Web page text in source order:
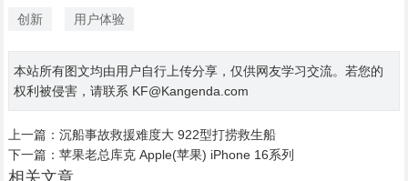
创新 用户体验
本站所有图文均由用户自行上传分享，仅供网友学习交流。若您的
权利被侵害，请联系 KF@Kangenda.com
上一篇： 沉船事故救援难度大 922型打捞救生船
下一篇： 苹果老总库克 Apple(苹果) iPhone 16系列